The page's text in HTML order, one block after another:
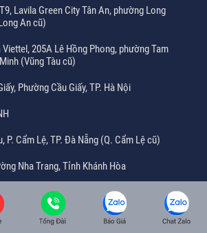
Lavila Green City Tân An, phường Long
An cũ)
Viettel, 205A Lê Hồng Phong, phường Tam
(Vũng Tàu cũ)
Phường Cầu Giấy, TP. Hà Nội
P. Cẩm Lệ, TP. Đà Nẵng (Q. Cẩm Lệ cũ)
Nha Trang, Tỉnh Khánh Hòa